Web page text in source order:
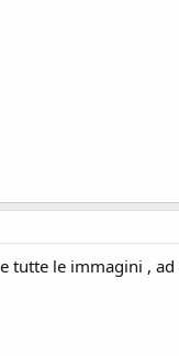
le immagini , ad